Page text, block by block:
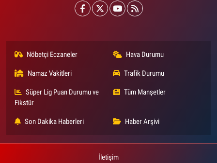
Nöbetçi Eczaneler Hava Durumu
Namaz Vakitleri Trafik Durumu
Süper Lig Puan Durumu ve
Fikstür
Tüm Manşetler
Son Dakika Haberleri Haber Arşivi
İletişim